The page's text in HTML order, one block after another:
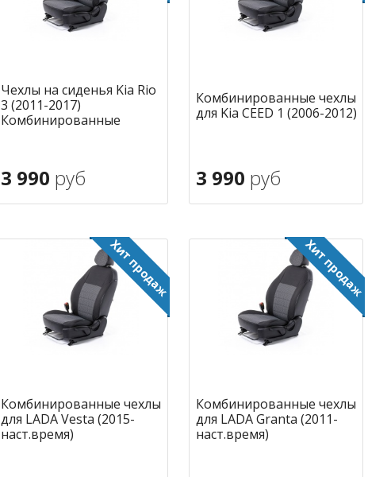
Чехлы на сиденья Kia Rio
3 (2011-2017)
Комбинированные
3 990 руб
Комбинированные чехлы
для Kia CEED 1 (2006-2012)
3 990 руб
Комбинированные чехлы
для LADA Vesta (2015-
наст.время)
Комбинированные чехлы
для LADA Granta (2011-
наст.время)